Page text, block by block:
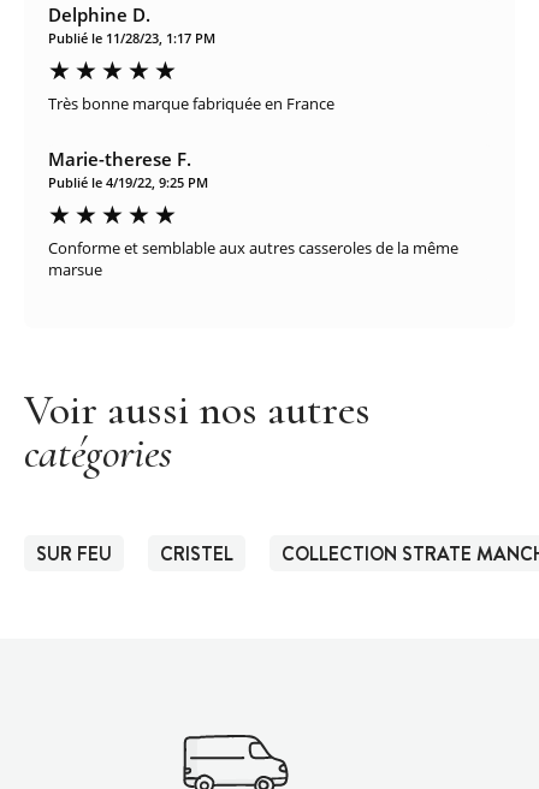
Delphine D.
Publié le 11/28/23, 1:17 PM
Très bonne marque fabriquée en France
Marie-therese F.
Publié le 4/19/22, 9:25 PM
Conforme et semblable aux autres casseroles de la même
marsue
Voir aussi nos autres
catégories
SUR FEU CRISTEL COLLECTION STRATE